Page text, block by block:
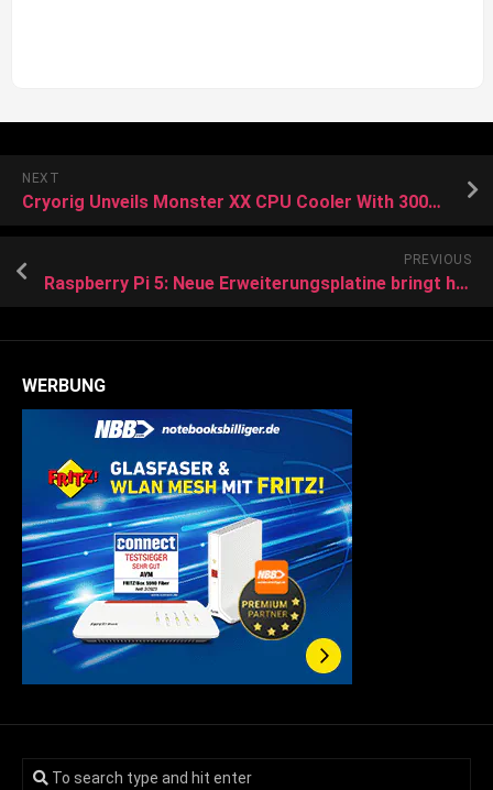
NEXT
Cryorig Unveils Monster XX CPU Cooler With 300W TDP Capacity And It’s Gigantic
PREVIOUS
Raspberry Pi 5: Neue Erweiterungsplatine bringt hohe KI-Rechenleistung mit
WERBUNG